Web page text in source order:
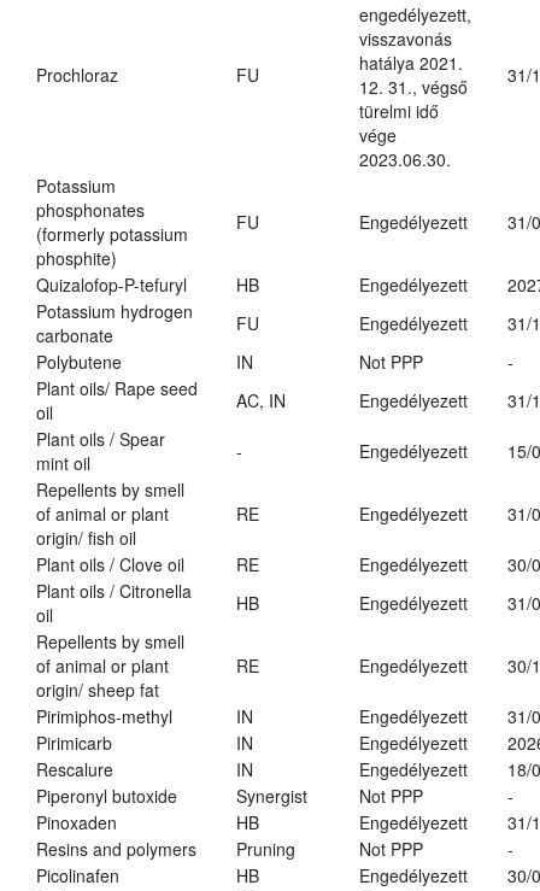
Prochloraz FU
engedélyezett,
visszavonás
hatálya 2021.
12. 31., végső
türelmi idő
vége
2023.06.30.
31/
Potassium
phosphonates
(formerly potassium
phosphite)
FU Engedélyezett 31/
Quizalofop-P-tefuryl HB Engedélyezett
Potassium hydrogen
carbonate
FU Engedélyezett
31/
Polybutene
IN Not PPP
-
Plant oils/ Rape seed
oil
AC, IN Engedélyezett
31/
Plant oils / Spear
mint oil
- Engedélyezett
15/
Repellents by smell
of animal or plant
origin/ fish oil
RE Engedélyezett 31/
Plant oils / Clove oil RE Engedélyezett
30/
Plant oils / Citronella
oil
HB Engedélyezett
31/
Repellents by smell
of animal or plant
origin/ sheep fat
RE Engedélyezett 30/
Pirimiphos-methyl IN Engedélyezett
31/
Pirimicarb
IN Engedélyezett
Rescalure
IN Engedélyezett
18/
Piperonyl butoxide
Synergist Not PPP
-
Pinoxaden
HB Engedélyezett
31/
Resins and polymers
Pruning Not PPP
-
Picolinafen
HB Engedélyezett
30/